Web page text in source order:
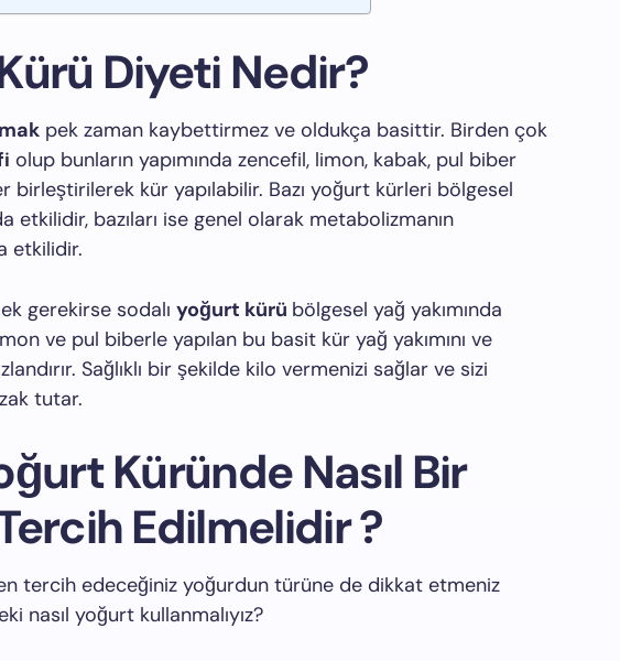
Diyeti Nedir?
pek zaman kaybettirmez ve oldukça basittir. Birden çok
olup bunların yapımında zencefil, limon, kabak, pul biber
birleştirilerek kür yapılabilir. Bazı yoğurt kürleri bölgesel
etkilidir, bazıları ise genel olarak metabolizmanın
etkilidir.
gerekirse sodalı yoğurt kürü bölgesel yağ yakımında
ve pul biberle yapılan bu basit kür yağ yakımını ve
Sağlıklı bir şekilde kilo vermenizi sağlar ve sizi
tutar.
Küründe Nasıl Bir
Edilmelidir ?
tercih edeceğiniz yoğurdun türüne de dikkat etmeniz
nasıl yoğurt kullanmalıyız?